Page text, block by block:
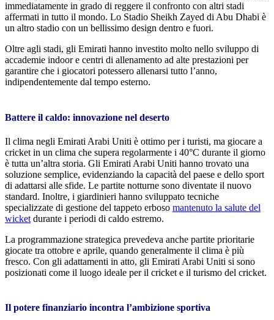
immediatamente in grado di reggere il confronto con altri stadi
affermati in tutto il mondo. Lo Stadio Sheikh Zayed di Abu Dhabi è
un altro stadio con un bellissimo design dentro e fuori.
Oltre agli stadi, gli Emirati hanno investito molto nello sviluppo di
accademie indoor e centri di allenamento ad alte prestazioni per
garantire che i giocatori potessero allenarsi tutto l’anno,
indipendentemente dal tempo esterno.
Battere il caldo: innovazione nel deserto
Il clima negli Emirati Arabi Uniti è ottimo per i turisti, ma giocare a
cricket in un clima che supera regolarmente i 40°C durante il giorno
è tutta un’altra storia. Gli Emirati Arabi Uniti hanno trovato una
soluzione semplice, evidenziando la capacità del paese e dello sport
di adattarsi alle sfide. Le partite notturne sono diventate il nuovo
standard. Inoltre, i giardinieri hanno sviluppato tecniche
specializzate di gestione del tappeto erboso mantenuto la salute del
wicket durante i periodi di caldo estremo.
La programmazione strategica prevedeva anche partite prioritarie
giocate tra ottobre e aprile, quando generalmente il clima è più
fresco. Con gli adattamenti in atto, gli Emirati Arabi Uniti si sono
posizionati come il luogo ideale per il cricket e il turismo del cricket.
Il potere finanziario incontra l’ambizione sportiva